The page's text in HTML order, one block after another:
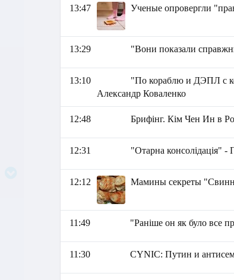
13:47 Ученые опровергли
13:29 "Вони показали
13:10
"По кораблю и ДЭПЛ с
Александр Коваленко
12:48 Брифінг. Кім Чен Ин в
12:31 "Отарна консолідація" -
12:12 Мамины секреты
11:49 "Раніше он як було все
11:30 СYNIC: Путин и